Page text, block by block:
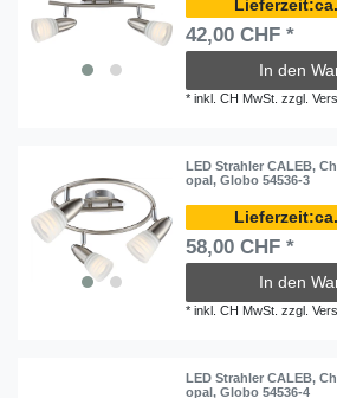
42,00 CHF *
In den
*inkl. CH MwSt. zzgl.
LED Strahler CALEB,
opal, Globo 54536-3
58,00 CHF *
In den
*inkl. CH MwSt. zzgl.
LED Strahler CALEB,
opal, Globo 54536-4